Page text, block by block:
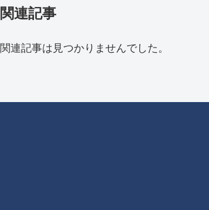
関連記事
関連記事は見つかりませんでした。